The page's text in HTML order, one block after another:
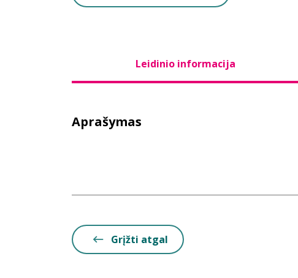
Leidinio informacija
Aprašymas
Grįžti atgal